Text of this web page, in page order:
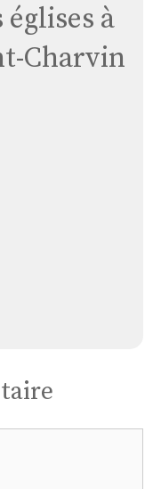
églises à
Charvin